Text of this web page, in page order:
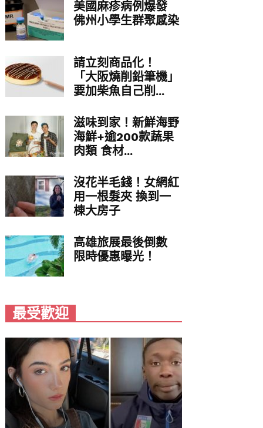
美國麻疹病例爆發
佛州小學生群聚感染
請立刻商品化！
「大阪燒削鉛筆機」
要加柴魚自己削...
滋味到家！新鮮海野
海鮮+逾200款蔬果
肉類 食材...
沒花半毛錢！女網紅
用一根髮夾 換到一
棟大房子
高雄旅展最後倒數
限時優惠曝光！
最受歡迎